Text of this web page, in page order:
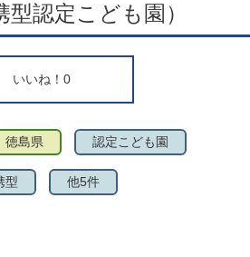
型認定こども園）
いいね！ 0
徳島県 認定こども園
型 他5件